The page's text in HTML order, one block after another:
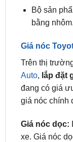
Giá nóc
Auto,lắp đặt
đang có giá
giá nóc chính
Giá nóc dọc:
lắp đặt hơn.
bằng giá nóc